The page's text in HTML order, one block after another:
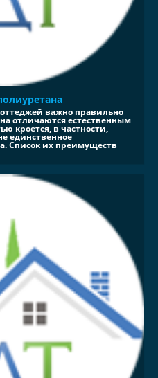
важно правильно
отличаются естественным
кроется, в частности,
единственное
Список их преимуществ